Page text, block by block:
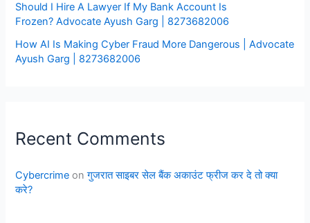
Should I Hire A Lawyer If My Bank Account Is
Frozen? Advocate Ayush Garg | 8273682006
How AI Is Making Cyber Fraud More Dangerous | Advocate
Ayush Garg | 8273682006
Recent Comments
Cybercrime onगुजरात साइबर सेल बैंक अकाउंट फ्रीज कर दे तो क्या
करे?